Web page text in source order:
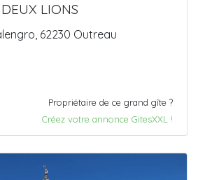
LIONS
62230 Outreau
Propriétaire de ce grand gîte ?
Créez votre annonce GitesXXL !